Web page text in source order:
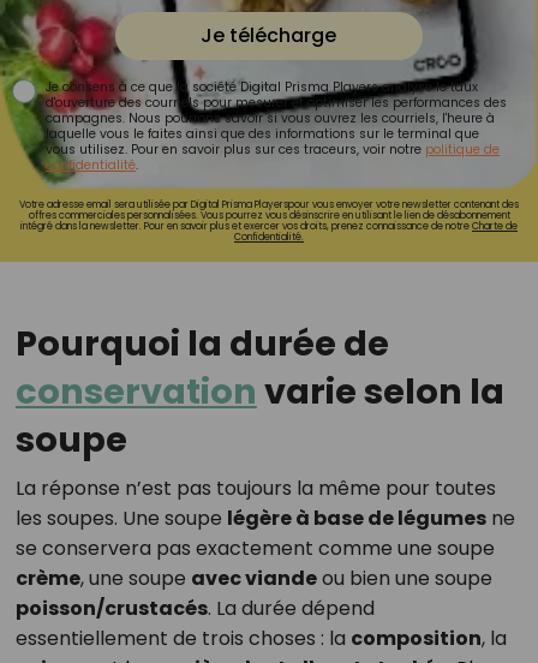
Je télécharge
Je consens à ce que la société Digital Prisma Players analyse le taux
d'ouverture des courriels pour mesurer et optimiser les performances des
campagnes. Nous pourrons savoir si vous ouvrez les courriels, l'heure à
laquelle vous le faites ainsi que des informations sur le terminal que
vous utilisez. Pour en savoir plus sur ces traceurs, voir notre politique de
confidentialité.
Votre adresse email sera utilisée par Digital Prisma Playerspour vous envoyer votre newsletter contenant des
offres commerciales personnalisées. Vous pourrez vous désinscrire en utilisant le lien de désabonnement
intégré dans la newsletter. Pour en savoir plus et exercer vos droits, prenez connaissance de notreCharte de
Confidentialité.
Pourquoi la durée de
conservation varie selon la
soupe
La réponse n’est pas toujours la même pour toutes
les soupes. Une soupe légère à base de légumesne
se conservera pas exactement comme une soupe
crème, une soupe avec viandeou bien une soupe
poisson/crustacés. La durée dépend
essentiellement de trois choses : la composition, la